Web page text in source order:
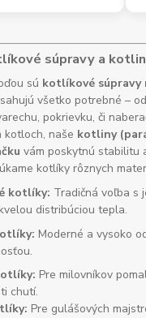
súpravy a
sú kotlíkové súpravy
všetko potrebné –
pokrievku, či
kotloch, naše kotliny
vám poskytnú stabilitu
kotlíky rôznych
kotlíky: Tradičná voľba s
distribúciou tepla.
Moderné a vysoko
Pre milovníkov
chutí.
Pre gulášových